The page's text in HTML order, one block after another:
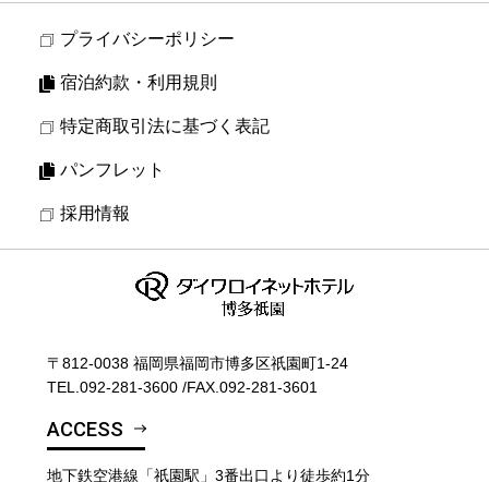
プライバシーポリシー
宿泊約款・利用規則
特定商取引法に基づく表記
パンフレット
採用情報
〒812-0038 福岡県福岡市博多区祇園町1-24
TEL.092-281-3600 /FAX.092-281-3601
ACCESS
地下鉄空港線「祇園駅」3番出口より徒歩約1分